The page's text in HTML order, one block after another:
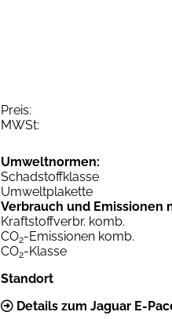
Preis:
MWSt:
Umweltnormen:
Schadstoffklasse
Umweltplakette
Verbrauch und Emissionen
Kraftstoffverbr. komb.
CO2-Emissionen komb.
CO2-Klasse
Standort
Details zum Jaguar E-